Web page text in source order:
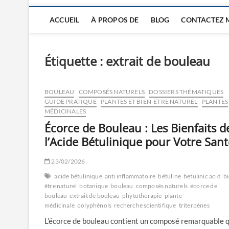
ACCUEIL À PROPOS DE BLOG CONTACTEZ
Étiquette : extrait de bouleau
BOULEAU COMPOSÉS NATURELS DOSSIERS THÉMATIQUES
GUIDE PRATIQUE
PLANTES ET BIEN-ÊTRE NATUREL
PLANTES
MÉDICINALES
Écorce de Bouleau : Les Bienfaits
l’Acide Bétulinique pour Votre
23/02/2026
acide bétulinique anti inflammatoire bétuline betulinic acid
être naturel botanique bouleau composés naturels écorce de
bouleau extrait de bouleau phytothérapie plante
médicinale polyphénols recherche scientifique triterpènes
L’écorce de bouleau contient un composé remarquable